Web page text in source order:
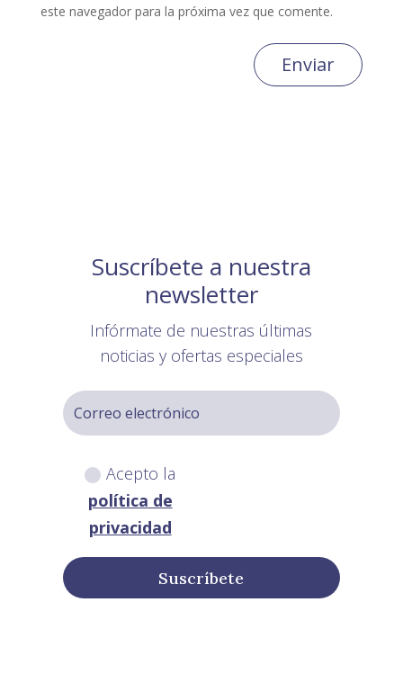
este navegador para la próxima vez que comente.
Enviar
Suscríbete a nuestra
newsletter
Infórmate de nuestras últimas
noticias y ofertas especiales
Acepto la
política de
privacidad
Suscríbete